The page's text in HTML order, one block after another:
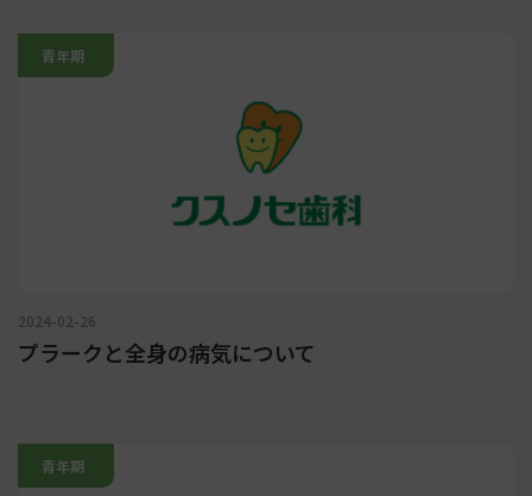
青年期
2024-02-26
プラークと全身の病気について
青年期